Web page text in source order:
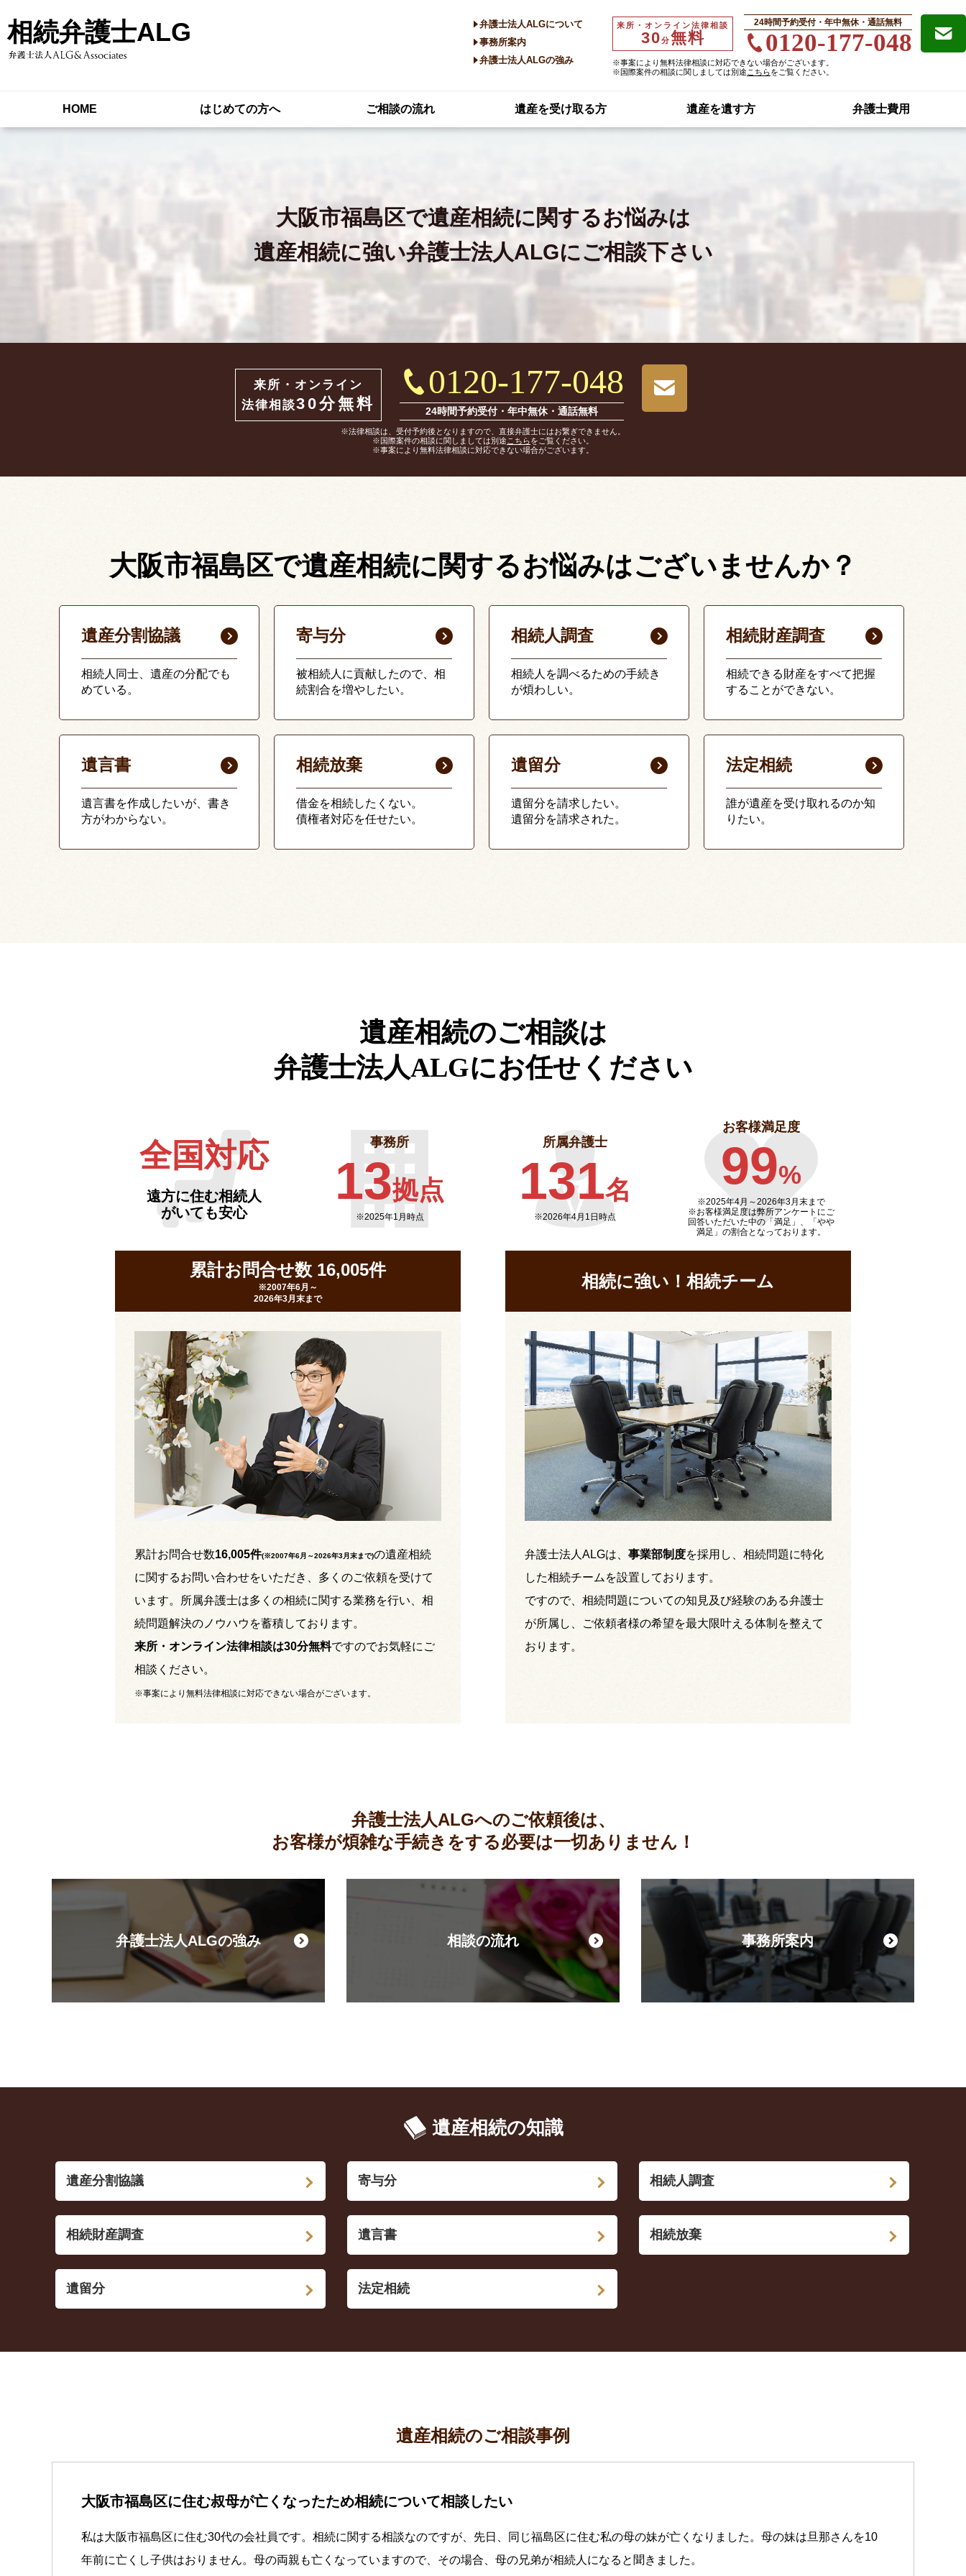
相続弁護士ALG 来所・オンライン法律相談
30分無料
24時間予約受付・年中無休・通話無料
0120-177-048
※事案により無料法律相談に対応できない場合がございます。
※国際案件の相談に関しましては別途 こちらをご覧ください。
弁護士法人ALGについて
事務所案内
弁護士法人ALGの強み
HOME はじめての方へ ご相談の流れ 遺産を受け取る方 遺産を遺す方 弁護士費用
大阪市福島区で遺産相続に関するお悩みは
遺産相続に強い弁護士法人ALGにご相談下さい
来所・オンライン
法律相談30分無料
0120-177-048
24時間予約受付・年中無休・通話無料
※法律相談は、受付予約後となりますので、直接弁護士にはお繋ぎできません。
※国際案件の相談に関しましては別途 こちらをご覧ください。
※事案により無料法律相談に対応できない場合がございます。
大阪市福島区で遺産相続に関するお悩みはございませんか？
遺産分割協議
相続人同士、遺産の分配でも
めている。
寄与分
被相続人に貢献したので、相
続割合を増やしたい。
相続人調査
相続人を調べるための手続き
が煩わしい。
相続財産調査
相続できる財産をすべて把握
することができない。
遺言書
遺言書を作成したいが、書き
方がわからない。
相続放棄
借金を相続したくない。
債権者対応を任せたい。
遺留分
遺留分を請求したい。
遺留分を請求された。
法定相続
誰が遺産を受け取れるのか知
りたい。
遺産相続のご相談は
弁護士法人ALGにお任せください
全国対応
遠方に住む相続人
がいても安心
事務所
13拠点
※2025年1月時点
所属弁護士
131名
※2026年4月1日時点
お客様満足度
99%
※2025年4月～2026年3月末まで
※お客様満足度は弊所アンケートにご
回答いただいた中の「満足」、「やや
満足」の割合となっております。
累計お問合せ数 16,005件
※2007年6月～
2026年3月末まで
累計お問合せ数16,005件(※2007年6月～2026年3月末まで)の遺産相続
に関するお問い合わせをいただき、多くのご依頼を受けて
います。所属弁護士は多くの相続に関する業務を行い、相
続問題解決のノウハウを蓄積しております。
来所・オンライン法律相談は30分無料ですのでお気軽にご
相談ください。
※事案により無料法律相談に対応できない場合がございます。
相続に強い！相続チーム
弁護士法人ALGは、 事業部制度を採用し、相続問題に特化
した相続チームを設置しております。
ですので、相続問題についての知見及び経験のある弁護士
が所属し、ご依頼者様の希望を最大限叶える体制を整えて
おります。
弁護士法人ALGへのご依頼後は、
お客様が煩雑な手続きをする必要は一切ありません！
弁護士法人ALGの強み 相談の流れ 事務所案内
遺産相続の知識
遺産分割協議 寄与分 相続人調査
相続財産調査 遺言書 相続放棄
遺留分 法定相続
遺産相続のご相談事例
大阪市福島区に住む叔母が亡くなったため相続について相談したい
私は大阪市福島区に住む30代の会社員です。相続に関する相談なのですが、先日、同じ福島区に住む私の母の妹が亡くなりました。母の妹は旦那さんを10
年前に亡くし子供はおりません。母の両親も亡くなっていますので、その場合、母の兄弟が相続人になると聞きました。